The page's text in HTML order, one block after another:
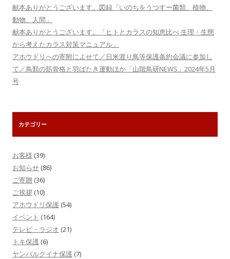
献本ありがとうございます。図録「いのちをうつすー菌類、植物、
動物、人間」
献本ありがとうございます。「ヒトとカラスの知恵比べ 生理・生態
から考えたカラス対策マニュアル」
アホウドリへの寄附によせて／日米渡り鳥等保護条約会議に参加し
て／鳥類の筋骨格と羽ばたき運動ほか「山階鳥研NEWS」2024年5月
号
カテゴリー
お客様 (39)
お知らせ (86)
ご寄贈 (36)
ご挨拶 (10)
アホウドリ保護 (54)
イベント (164)
テレビ・ラジオ (21)
トキ保護 (6)
ヤンバルクイナ保護 (7)